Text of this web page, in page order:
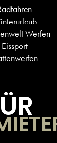
Werfen
Eissport